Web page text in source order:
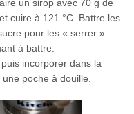
un sirop avec 70 g de
cuire à 121 °C. Battre les
pour les « serrer »
à battre.
incorporer dans la
poche à douille.